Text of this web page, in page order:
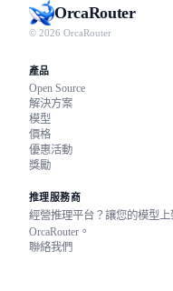
OrcaRouter
© 2026 OrcaRouter
產品
Open Source
解決方案
模型
價格
優惠活動
獎勵
推理服務商
經營推理平台？讓您的模型上
OrcaRouter。
聯絡我們